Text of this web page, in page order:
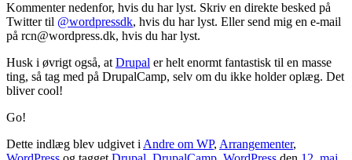
Kommenter nedenfor, hvis du har lyst. Skriv en direkte besked på
Twitter til @wordpressdk, hvis du har lyst. Eller send mig en e-mail
på rcn@wordpress.dk, hvis du har lyst.
Husk i øvrigt også, at Drupal er helt enormt fantastisk til en masse
ting, så tag med på DrupalCamp, selv om du ikke holder oplæg. Det
bliver cool!
Go!
Dette indlæg blev udgivet i Andre om WP, Arrangementer,